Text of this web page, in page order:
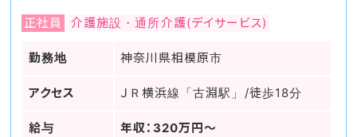
正社員 介護施設・通所介護(デイサービス)
勤務地 神奈川県相模原市
アクセス ＪＲ横浜線「古淵駅」/徒歩18分
給与
年収：320万円～